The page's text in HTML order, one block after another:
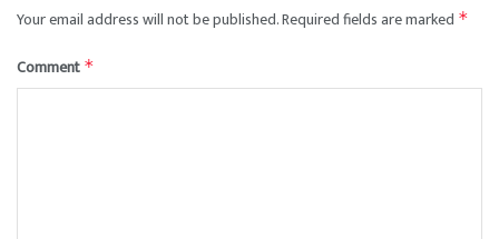
Your email address will not be published.Required fields are marked *
Comment *